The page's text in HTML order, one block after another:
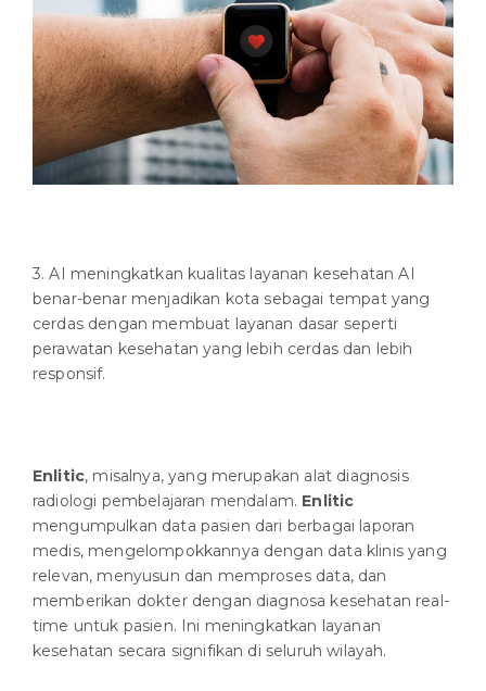
3. AI meningkatkan kualitas layanan kesehatan AI
benar-benar menjadikan kota sebagai tempat yang
cerdas dengan membuat layanan dasar seperti
perawatan kesehatan yang lebih cerdas dan lebih
responsif.
Enlitic, misalnya, yang merupakan alat diagnosis
radiologi pembelajaran mendalam. Enlitic
mengumpulkan data pasien dari berbagai laporan
medis, mengelompokkannya dengan data klinis yang
relevan, menyusun dan memproses data, dan
memberikan dokter dengan diagnosa kesehatan real-
time untuk pasien. Ini meningkatkan layanan
kesehatan secara signifikan di seluruh wilayah.